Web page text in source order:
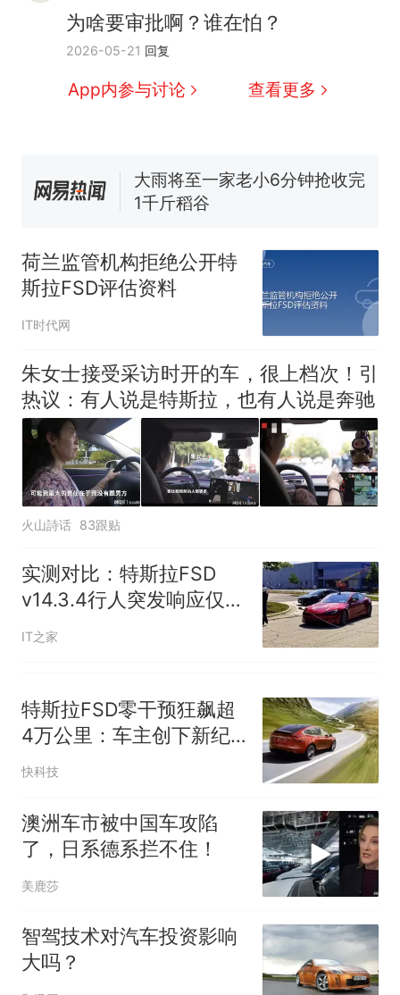
为啥要审批啊？谁在怕？
2026-05-21 回复
App内参与讨论 查看更多
线一圈，还曾两次到中国寻根
的抢着买
视频丨只要一枚命中就能让航
空调24小时开着反而更省电？
1千斤稻谷
热 十多万人报名的考试，成绩
全部作废，公平么？
荷兰监管机构拒绝公开特
斯拉FSD评估资料
IT时代网
朱女士接受采访时开的车，很上档次！引
热议：有人说是特斯拉，也有人说是奔驰
火山詩话 83跟贴
实测对比：特斯拉FSD
v14.3.4行人突发响应仅
0.45秒
IT之家
特斯拉FSD零干预狂飙超
4万公里：车主创下新纪
录
快科技
澳洲车市被中国车攻陷
了，日系德系拦不住！
美鹿莎
智驾技术对汽车投资影响
大吗？